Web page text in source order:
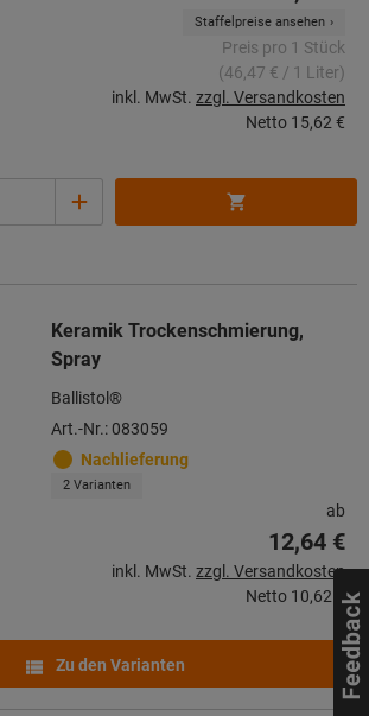
Staffelpreise ansehen
Preis pro 1 Stück
(46,47 € / 1 Liter)
inkl. MwSt. zzgl. Versandkosten
Netto 15,62 €
Keramik Trockenschmierung,
Spray
Ballistol®
Art.-Nr.: 083059
Nachlieferung
2 Varianten
ab
12,64 €
inkl. MwSt. zzgl. Versandkosten
Netto 10,62 €
Zu den Varianten